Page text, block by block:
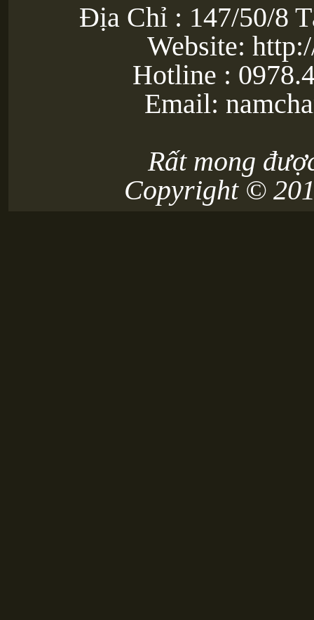
Địa Chỉ : 147/50/8
Website:
Hotline :
Email:
Rất mong
Copyright ©